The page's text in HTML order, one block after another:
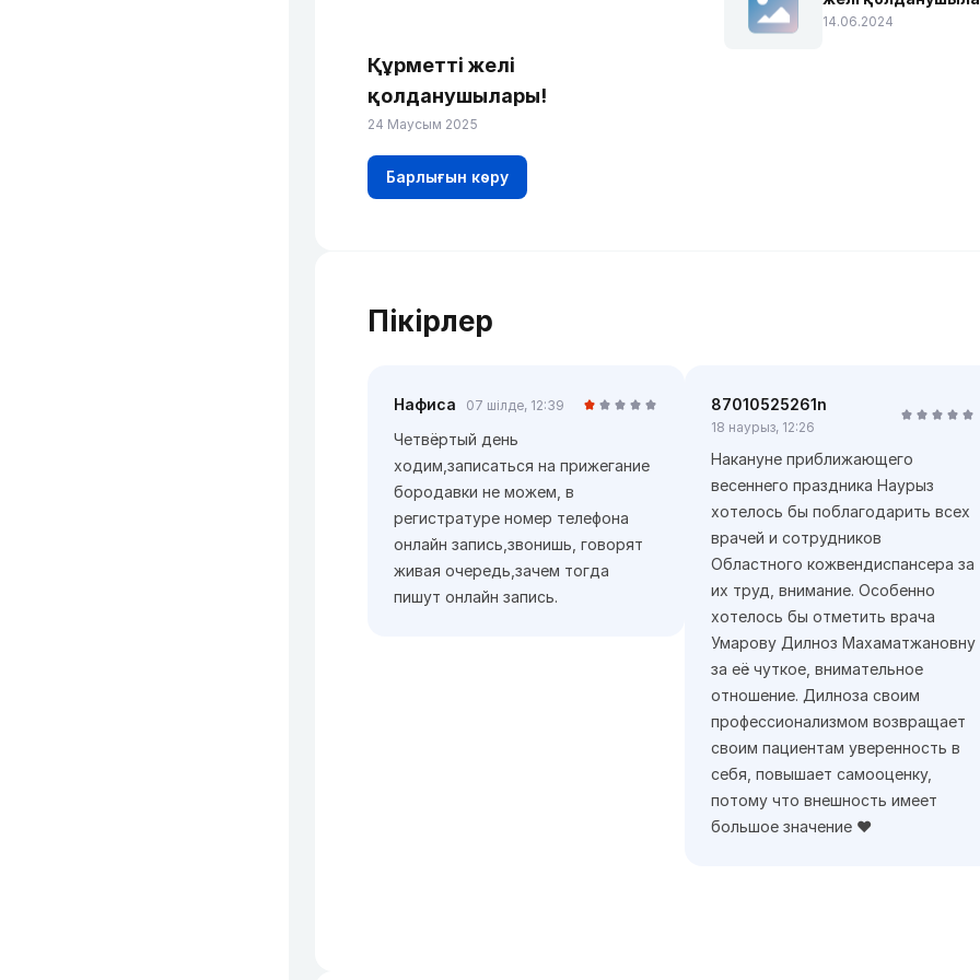
Құрметті желі
қолданушылары!
24 Маусым 2025
14.06.2024
Барлығын көру
Пікірлер
Нафиса 07 шілде, 12:39
Четвёртый день
ходим,записаться на прижегание
бородавки не можем, в
регистратуре номер телефона
онлайн запись,звонишь, говорят
живая очередь,зачем тогда
пишут онлайн запись.
87010525261n
18 наурыз, 12:26
Накануне приближающего
весеннего праздника Наурыз
хотелось бы поблагодарить всех
врачей и сотрудников
Областного кожвендиспансера за
их труд, внимание. Особенно
хотелось бы отметить врача
Умарову Дилноз Махаматжановну
за её чуткое, внимательное
отношение. Дилноза своим
профессионализмом возвращает
своим пациентам уверенность в
себя, повышает самооценку,
потому что внешность имеет
большое значение ❤️